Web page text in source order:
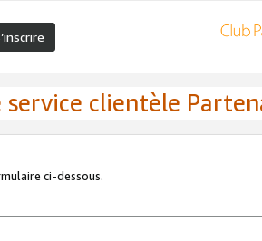
service clientèle
ci-dessous.